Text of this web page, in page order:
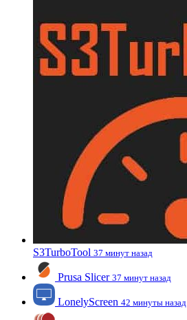
S3TurboTool 37 минут назад
Prusa Slicer 37 минут назад
LonelyScreen 42 минуты назад